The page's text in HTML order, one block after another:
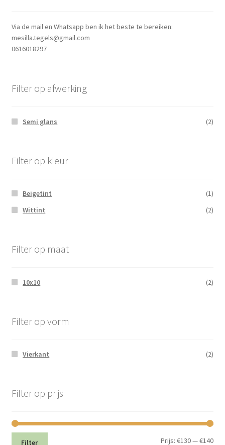
Via de mail en Whatsapp ben ik het beste te bereiken:
mesilla.tegels@gmail.com
0616018297
Filter op afwerking
Semi glans (2)
Filter op kleur
Beigetint
(1)
Wittint
(2)
Filter op maat
10x10 (2)
Filter op vorm
Vierkant (2)
Filter op prijs
Min.
Filter Prijs:€130—€140